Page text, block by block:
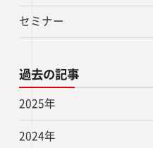
セミナー
過去の記事
2025年
2024年